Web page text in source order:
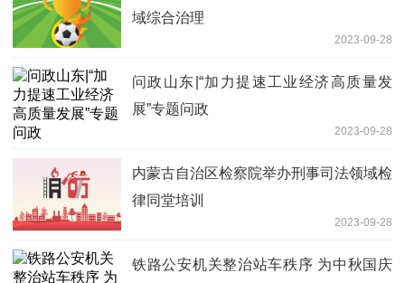
域综合治理
2023-09-28
问政山东|“加力提速工业经济高质量发
展”专题问政
2023-09-28
内蒙古自治区检察院举办刑事司法领域检
律同堂培训
2023-09-28
铁路公安机关整治站车秩序 为中秋国庆